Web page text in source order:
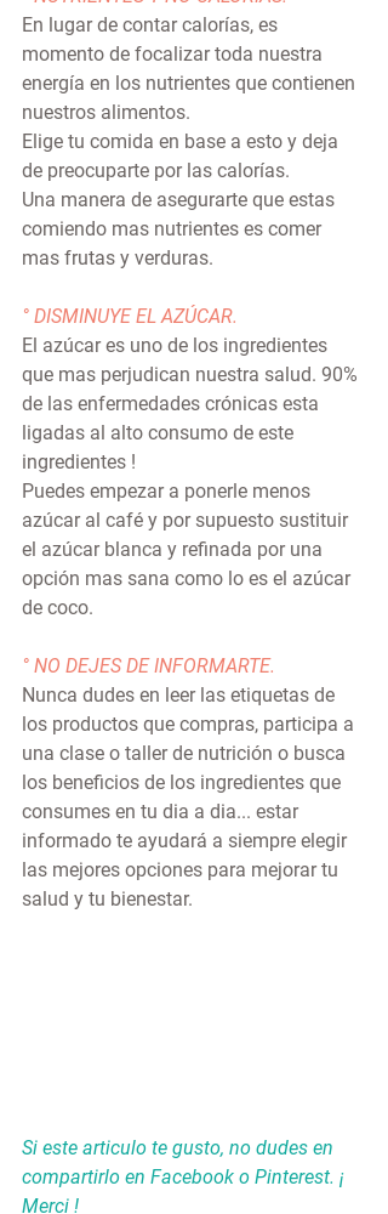
En lugar de contar calorías, es
momento de focalizar toda nuestra
energía en los nutrientes que contienen
nuestros alimentos.
Elige tu comida en base a esto y deja
de preocuparte por las calorías.
Una manera de asegurarte que estas
comiendo mas nutrientes es comer
mas frutas y verduras.
° DISMINUYE EL AZÚCAR.
El azúcar es uno de los ingredientes
que mas perjudican nuestra salud. 90%
de las enfermedades crónicas esta
ligadas al alto consumo de este
ingredientes !
Puedes empezar a ponerle menos
azúcar al café y por supuesto sustituir
el azúcar blanca y refinada por una
opción mas sana como lo es el azúcar
de coco.
° NO DEJES DE INFORMARTE.
Nunca dudes en leer las etiquetas de
los productos que compras, participa a
una clase o taller de nutrición o busca
los beneficios de los ingredientes que
consumes en tu dia a dia... estar
informado te ayudará a siempre elegir
las mejores opciones para mejorar tu
salud y tu bienestar.
Si este articulo te gusto, no dudes en
compartirlo en Facebook o Pinterest. ¡
Merci !